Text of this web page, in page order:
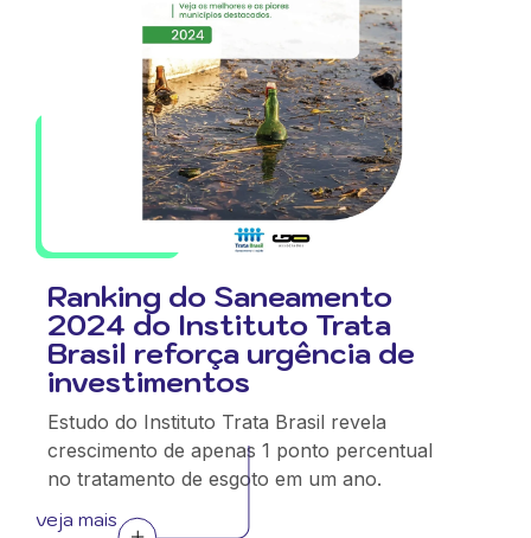
Ranking do Saneamento
2024 do Instituto Trata
Brasil reforça urgência de
investimentos
Estudo do Instituto Trata Brasil revela
crescimento de apenas 1 ponto percentual
no tratamento de esgoto em um ano.
veja mais